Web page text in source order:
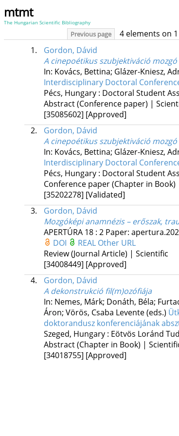
mtmt
The Hungarian Scientific Bibliography
Previous page 4 elements on
1.
Gordon, Dávid
A cinepoétikus szubjektiváció
In: Kovács, Bettina; Glázer-Kniesz,
Interdisciplinary Doctoral
Pécs, Hungary : Doctoral Student
Abstract (Conference paper) |
[35085602] [Approved]
2.
Gordon, Dávid
A cinepoétikus szubjektiváció
In: Kovács, Bettina; Glázer-Kniesz,
Interdisciplinary Doctoral
Pécs, Hungary : Doctoral Student
Conference paper (Chapter in
[35202278] [Validated]
3.
Gordon, Dávid
Mozgóképi anamnézis – erőszak,
APERTÚRA 18: 2 Paper:
DOI
REAL Other URL
Review (Journal Article) | Scientific
[34008449] [Approved]
4.
Gordon, Dávid
A dekonstrukció fil(m)ozófiája
In: Nemes, Márk; Donáth, Béla;
Áron; Vörös, Csaba Levente (eds.)
doktorandusz konferenciájának
Szeged, Hungary : Eötvös Loránd
Abstract (Chapter in Book) |
[34018755] [Approved]